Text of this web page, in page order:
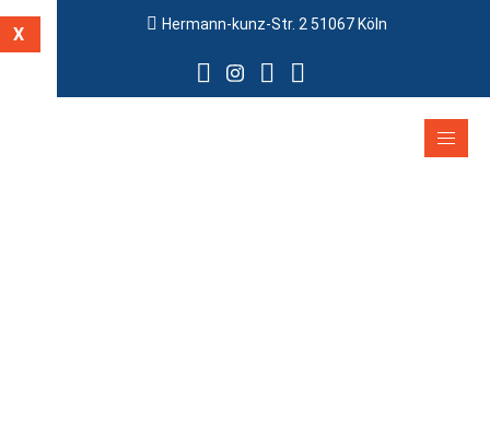
Hermann-kunz-Str. 2 51067 Köln
X